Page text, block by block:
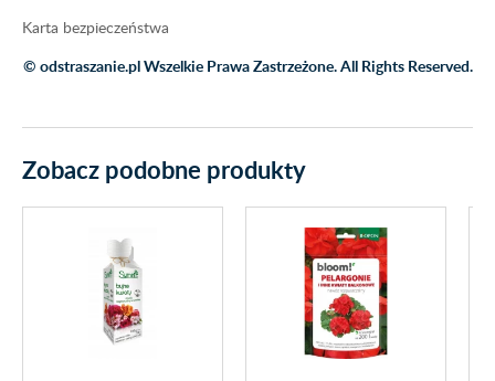
Karta bezpieczeństwa
© odstraszanie.pl Wszelkie Prawa Zastrzeżone. All Rights Reserved.
Zobacz podobne produkty